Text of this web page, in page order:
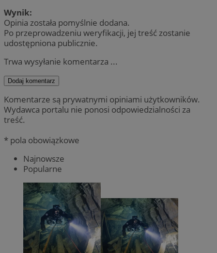
Wynik:
Opinia została pomyślnie dodana.
Po przeprowadzeniu weryfikacji, jej treść zostanie
udostępniona publicznie.
Trwa wysyłanie komentarza ...
Dodaj komentarz
Komentarze są prywatnymi opiniami użytkowników.
Wydawca portalu nie ponosi odpowiedzialności za
treść.
* pola obowiązkowe
Najnowsze
Popularne